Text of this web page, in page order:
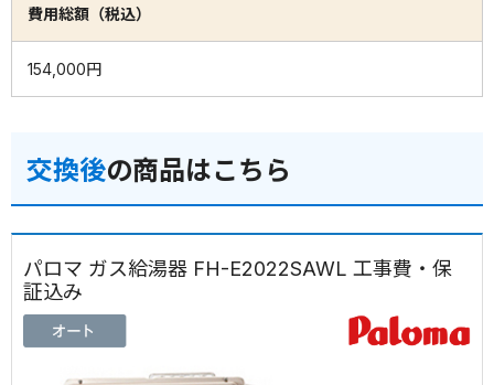
費用総額（税込）
154,000円
交換後の商品はこちら
パロマ ガス給湯器 FH-E2022SAWL 工事費・保
証込み